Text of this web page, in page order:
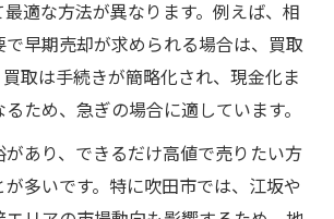
適な方法が異なります。例えば、相
で早期売却が求められる場合は、買取
取は手続きが簡略化され、現金化ま
ため、急ぎの場合に適しています。
があり、できるだけ高値で売りたい方
多いです。特に吹田市では、江坂や